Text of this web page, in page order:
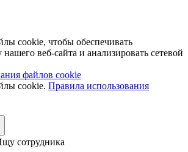
cookie, чтобы обеспечивать
веб-сайта и анализировать сетевой
файлов cookie
cookie. Правила использования
сотрудника